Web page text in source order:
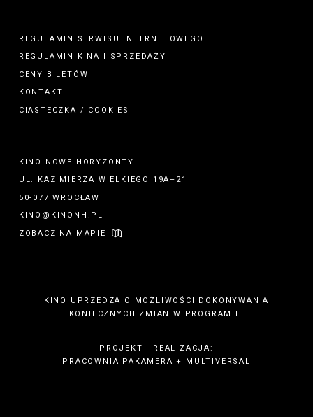
REGULAMIN SERWISU INTERNETOWEGO
REGULAMIN
KINA
SPRZEDAŻY
CENY BILETÓW
KONTAKT
CIASTECZKA / COOKIES
KINO NOWE HORYZONTY
UL. KAZIMIERZA WIELKIEGO 19A–21
50-077 WROCŁAW
KINO@KINONH.PL
ZOBACZ NA MAPIE
KINO UPRZEDZA O MOŻLIWOŚCI DOKONYWANIA
KONIECZNYCH ZMIAN W PROGRAMIE.
PROJEKT I REALIZACJA:
PRACOWNIA PAKAMERA + MULTIVERSAL